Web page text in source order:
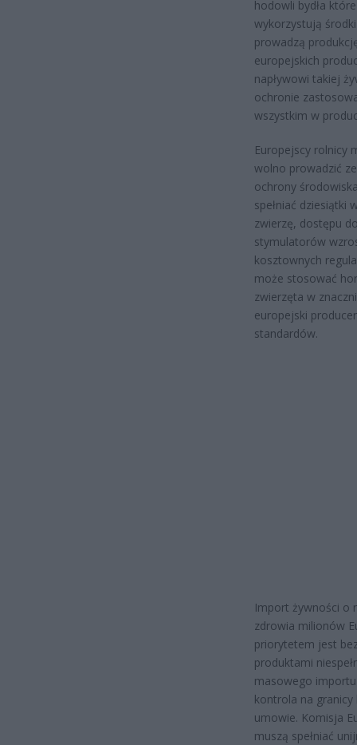
hodowli bydła
wykorzystują
prowadzą
europejskich
napływowi takiej
ochronie
wszystkim w
Europejscy rolnicy
wolno prowadzić
ochrony
spełniać dziesiątki
zwierzę, dostępu
stymulatorów
kosztownych
może stosować
zwierzęta w
europejski
standardów.
Import żywności o
zdrowia milionów
priorytetem jest
produktami
masowego
kontrola na
umowie. Komisja
muszą spełniać